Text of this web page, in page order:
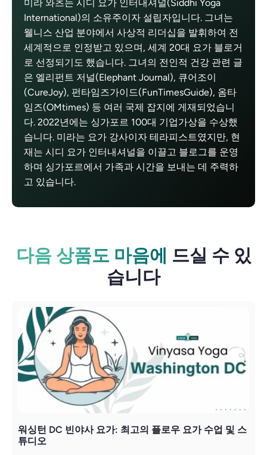
미라 와츠는 시디 요가 인터내셔널(Siddhi Yoga
International)의 소유주이자 설립자입니다. 그녀는
웰니스 산업 분야에서 사상적 리더십을 발휘하여 전
세계적으로 인정받고 있으며, 세계 20대 요가 블로거
로 선정되기도 했습니다. 그녀의 전인적 건강 관련 글
은 엘리펀트 저널(Elephant Journal), 큐어조이
(CureJoy), 펀타임즈가이드(FunTimesGuide), 옴타
임즈(OMtimes) 등 여러 국제 잡지에 게재되었습니
다. 2022년에는 싱가포르 100대 기업가상을 수상했
습니다. 미라는 요가 강사이자 테라피스트였지만, 현
재는 시디 요가 인터내셔널을 이끌고 블로그를 운영
하며 싱가포르에서 가족과 시간을 보내는 데 주력하
고 있습니다.
다음 상품도 마음에 드실 수 있
습니다
워싱턴 DC 빈야사 요가: 최고의 플로우 요가 수업 및 스
튜디오